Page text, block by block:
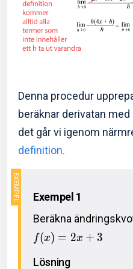
Denna procedur
beräknar derivatan
det går vi igenom
definition.
Exempel 1
Beräkna
f(x) = 2x + 3
Lösning